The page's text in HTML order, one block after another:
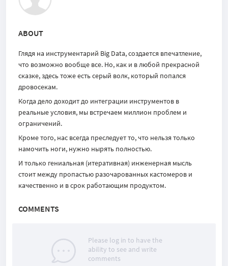
ABOUT
Глядя на инструментарий Big Data, создается впечатление,
что возможно вообще все. Но, как и в любой прекрасной
сказке, здесь тоже есть серый волк, который попался
дровосекам.
Когда дело доходит до интеграции инструментов в
реальные условия, мы встречаем миллион проблем и
ограничений.
Кроме того, нас всегда преследует то, что нельзя только
намочить ноги, нужно нырять полностью.
И только гениальная (итеративная) инженерная мысль
стоит между пропастью разочарованных кастомеров и
качественно и в срок работающим продуктом.
COMMENTS
Please log in to have the
ability to see and write
comments